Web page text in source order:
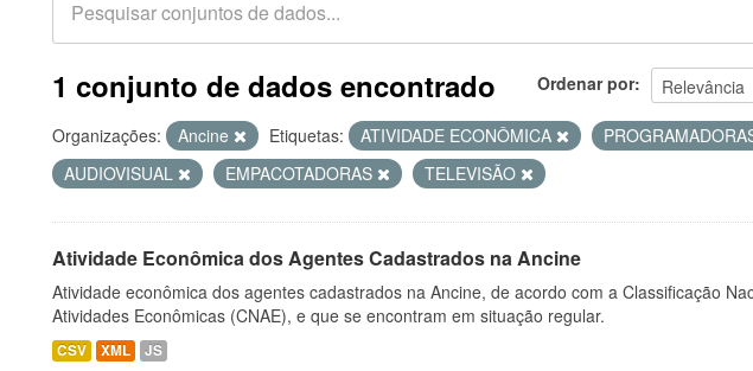
Ordenar por
1 conjunto de dados encontrado
Organizações: Ancine Etiquetas: ATIVIDADE ECONÔMICA
AUDIOVISUAL
EMPACOTADORAS TELEVISÃO
Atividade Econômica dos Agentes Cadastrados na Ancine
Atividade econômica dos agentes cadastrados na Ancine, de acordo com a Classificação
Atividades Econômicas (CNAE), e que se encontram em situação regular.
CSV XML JS